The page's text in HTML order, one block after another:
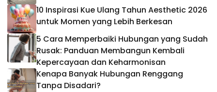
10 Inspirasi Kue Ulang Tahun Aesthetic 2026
untuk Momen yang Lebih Berkesan
5 Cara Memperbaiki Hubungan yang Sudah
Rusak: Panduan Membangun Kembali
Kepercayaan dan Keharmonisan
Kenapa Banyak Hubungan Renggang
Tanpa Disadari?